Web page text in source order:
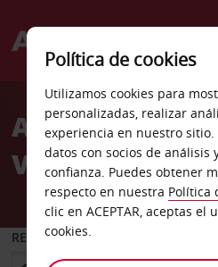
Welcome
AvisAlquiler de
Versalles
RECOGER EN
Política de cookies
Utilizamos cookies para
personalizadas, realizar
experiencia en nuestro
datos con socios de análisis
confianza. Puedes obtener
respecto en nuestra Política
clic en ACEPTAR, aceptas el
cookies.